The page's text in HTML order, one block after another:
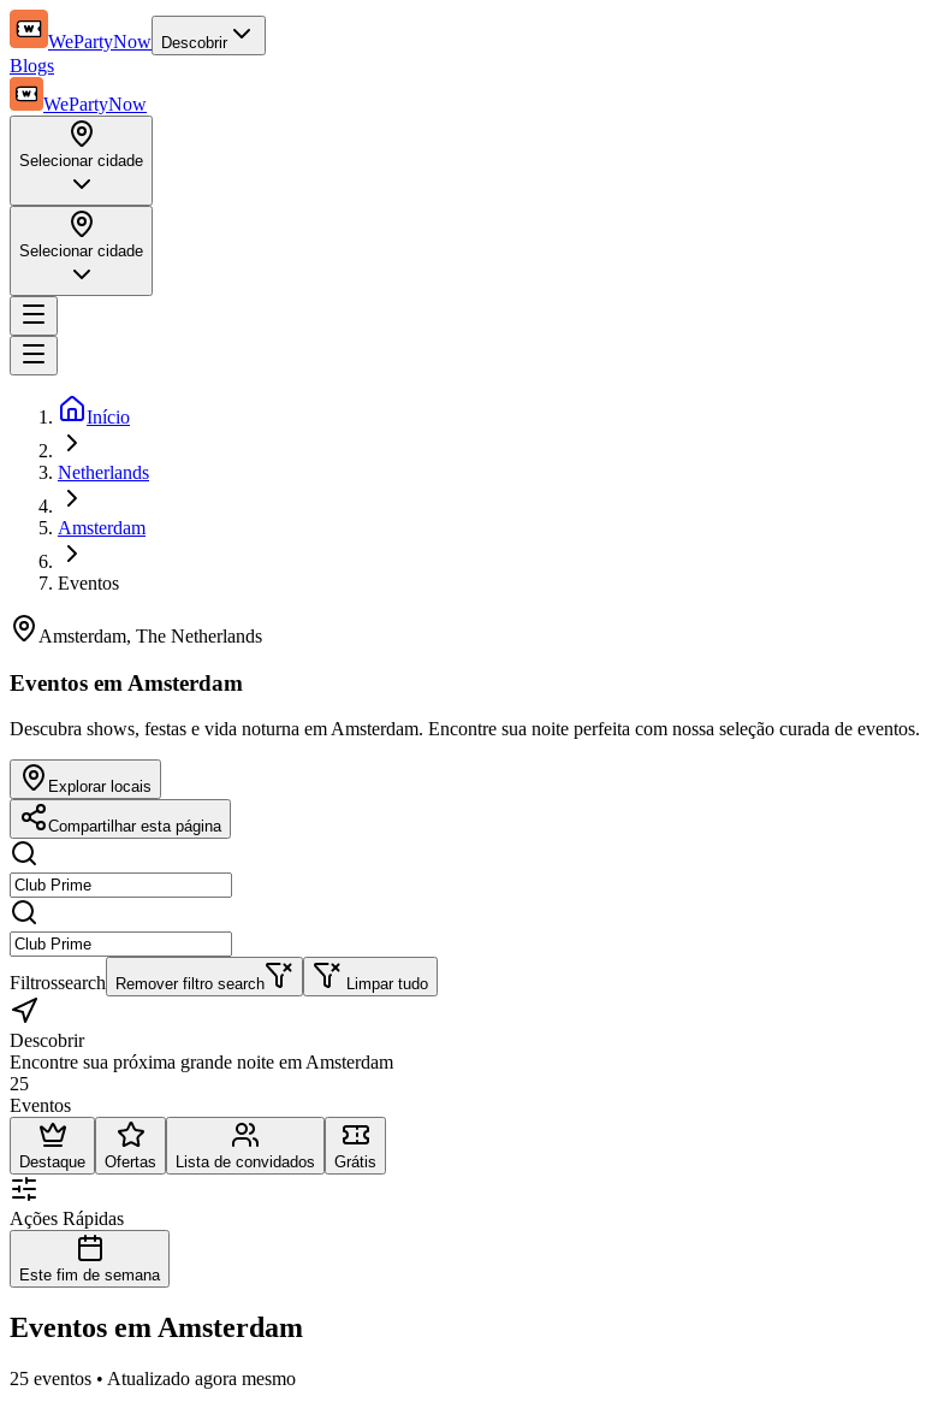
WePartyNow Descobrir
Blogs
WePartyNow
Selecionar cidade
Selecionar cidade
Início
Netherlands
Amsterdam
Eventos
Amsterdam, The Netherlands
Eventos em Amsterdam
Descubra shows, festas e vida noturna em Amsterdam. Encontre sua noite perfeita com nossa seleção curada de eventos.
Explorar locais
Compartilhar esta página
Filtrossearch Remover filtro search Limpar tudo
Descobrir
Encontre sua próxima grande noite em Amsterdam
25
Eventos
Destaque Ofertas Lista de convidados Grátis
Ações Rápidas
Este fim de semana
Eventos em Amsterdam
25 eventos • Atualizado agora mesmo